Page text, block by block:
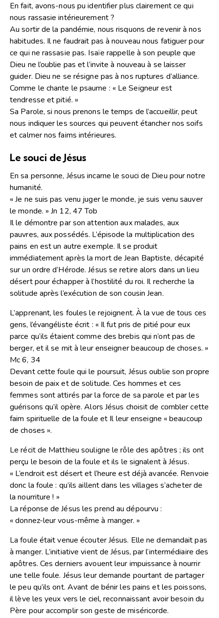
En fait, avons-nous pu identifier plus clairement ce qui
nous rassasie intérieurement ?
Au sortir de la pandémie, nous risquons de revenir à nos
habitudes. Il ne faudrait pas à nouveau nous fatiguer pour
ce qui ne rassasie pas. Isaïe rappelle à son peuple que
Dieu ne l’oublie pas et l’invite à nouveau à se laisser
guider. Dieu ne se résigne pas à nos ruptures d’alliance.
Comme le chante le psaume : « Le Seigneur est
tendresse et pitié. »
Sa Parole, si nous prenons le temps de l’accueillir, peut
nous indiquer les sources qui peuvent étancher nos soifs
et calmer nos faims intérieures.
Le souci de Jésus
En sa personne, Jésus incarne le souci de Dieu pour notre
humanité.
« Je ne suis pas venu juger le monde, je suis venu sauver
le monde. » Jn 12, 47 Tob
Il le démontre par son attention aux malades, aux
pauvres, aux possédés. L’épisode la multiplication des
pains en est un autre exemple. Il se produit
immédiatement après la mort de Jean Baptiste, décapité
sur un ordre d’Hérode. Jésus se retire alors dans un lieu
désert pour échapper à l’hostilité du roi. Il recherche la
solitude après l’exécution de son cousin Jean.
L’apprenant, les foules le rejoignent. À la vue de tous ces
gens, l’évangéliste écrit : « Il fut pris de pitié pour eux
parce qu’ils étaient comme des brebis qui n’ont pas de
berger, et il se mit à leur enseigner beaucoup de choses. »
Mc 6, 34
Devant cette foule qui le poursuit, Jésus oublie son propre
besoin de paix et de solitude. Ces hommes et ces
femmes sont attirés par la force de sa parole et par les
guérisons qu’il opère. Alors Jésus choisit de combler cette
faim spirituelle de la foule et Il leur enseigne « beaucoup
de choses ».
Le récit de Matthieu souligne le rôle des apôtres ; ils ont
perçu le besoin de la foule et ils le signalent à Jésus.
« L’endroit est désert et l’heure est déjà avancée. Renvoie
donc la foule : qu’ils aillent dans les villages s’acheter de
la nourriture ! »
La réponse de Jésus les prend au dépourvu :
« donnez-leur vous-même à manger. »
La foule était venue écouter Jésus. Elle ne demandait pas
à manger. L’initiative vient de Jésus, par l’intermédiaire des
apôtres. Ces derniers avouent leur impuissance à nourrir
une telle foule. Jésus leur demande pourtant de partager
le peu qu’ils ont. Avant de bénir les pains et les poissons,
il lève les yeux vers le ciel, reconnaissant avoir besoin du
Père pour accomplir son geste de miséricorde.